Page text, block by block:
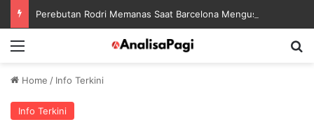
Home / Info Terkini
Info Terkini